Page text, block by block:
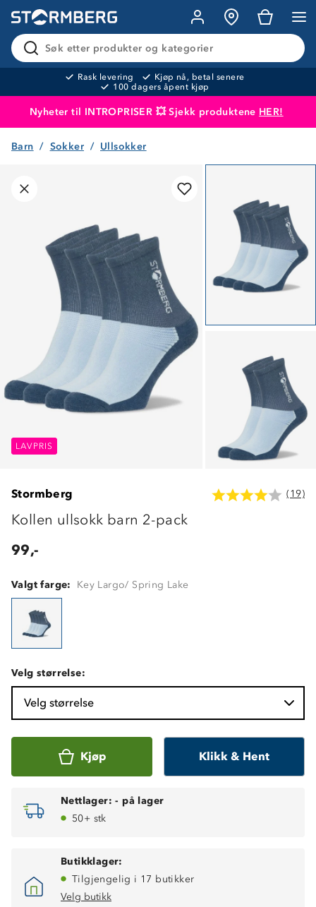
Søk etter produkter og kategorier
Rask levering
Kjøp nå, betal senere
100 dagers åpent kjøp
Nyheter til INTROPRISER 💥 Sjekk produktene HER!
Produktet er lagt i handlekurven
Barn Sokker Ullsokker
LAVPRIS LAVPRIS
LAVPRIS
Stormberg (19)
Kollen ullsokk barn 2-pack
99,-
Valgt farge: Key Largo/ Spring Lake
Velg størrelse:
Velg størrelse
Kjøp Klikk & Hent
Nettlager: - på lager
50+ stk
Butikklager:
Tilgjengelig i 17 butikker
Velg butikk